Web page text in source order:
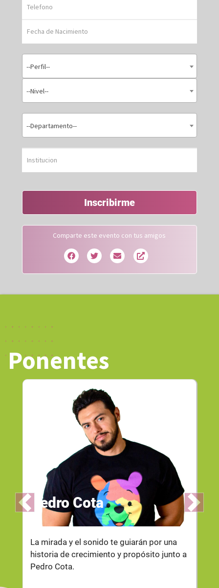
--Perfil--
--Nivel--
--Departamento--
Inscribirme
Comparte este evento con tus amigos
Ponentes
Pedro Cota
La mirada y el sonido te guiarán por una
historia de crecimiento y propósito junto a
Pedro Cota.
Previous Next